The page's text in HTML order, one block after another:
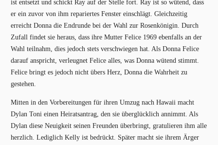
ist entsetzt und schickt Ray auf der Stelle fort. Ray ist so wütend, dass
er ein zuvor von ihm repariertes Fenster einschlägt. Gleichzeitig
erreicht Donna die Endrunde bei der Wahl zur Rosenkönigin. Durch
Zufall findet sie heraus, dass ihre Mutter Felice 1969 ebenfalls an der
Wahl teilnahm, dies jedoch stets verschwiegen hat. Als Donna Felice
darauf anspricht, verleugnet Felice alles, was Donna wütend stimmt.
Felice bringt es jedoch nicht übers Herz, Donna die Wahrheit zu
gestehen.
Mitten in den Vorbereitungen für ihren Umzug nach Hawaii macht
Dylan Toni einen Heiratsantrag, den sie überglücklich annimmt. Als
Dylan diese Neuigkeit seinen Freunden überbringt, gratulieren ihm alle
herzlich. Lediglich Kelly ist bedrückt. Später macht sie ihrem Ärger